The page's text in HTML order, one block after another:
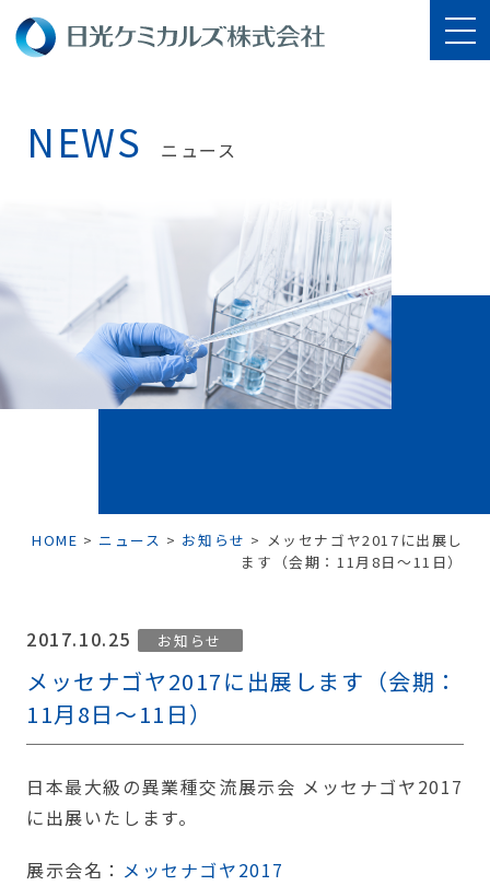
NEWS ニュース
HOME > ニュース > お知らせ > メッセナゴヤ2017に出展し
ます（会期：11月8日～11日）
2017.10.25 お知らせ
メッセナゴヤ2017に出展します（会期：
11月8日～11日）
日本最大級の異業種交流展示会 メッセナゴヤ2017
に出展いたします。
展示会名： メッセナゴヤ2017